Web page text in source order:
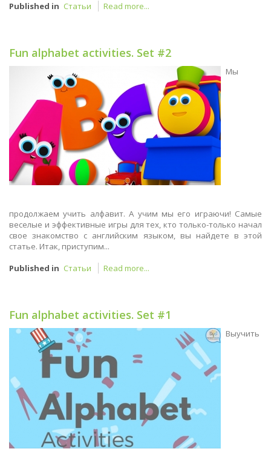
Published in Статьи Read more...
Fun alphabet activities. Set #2
Мы
продолжаем учить алфавит. А учим мы его играючи! Самые
веселые и эффективные игры для тех, кто только-только начал
свое знакомство с английским языком, вы найдете в этой
статье. Итак, приступим...
Published in Статьи Read more...
Fun alphabet activities. Set #1
Выучить